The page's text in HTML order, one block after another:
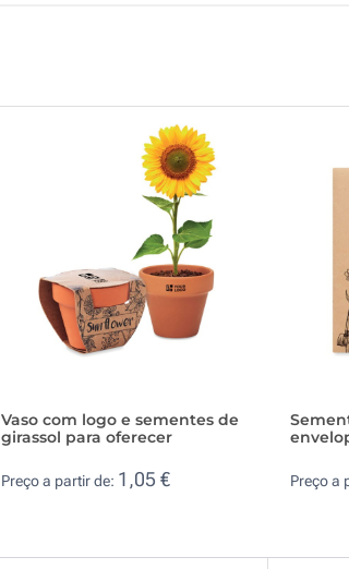
Vaso com logo e sementes de
girassol para oferecer
Preço a partir de: 1,05 € Preço a